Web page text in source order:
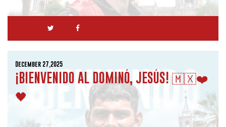
December 27,2025
¡BIENVENIDO AL DOMINÓ, JESÚS! 🇲🇽❤️
🖤